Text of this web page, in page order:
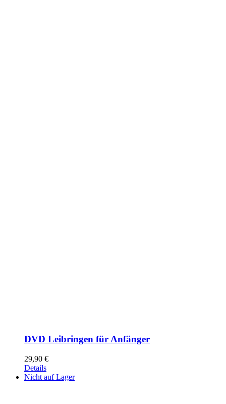
DVD Leibringen für Anfänger
29,90 €
Details
Nicht auf Lager